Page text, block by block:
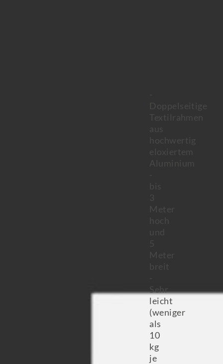
-
Doppelseitige
Textilrahmen
aus
hochwertig
eloxiertem
Aluminium
-
bis
3
Meter
hoch
und
5
Meter
breit
-
Sehr
leicht
(weniger
als
10
kg
je